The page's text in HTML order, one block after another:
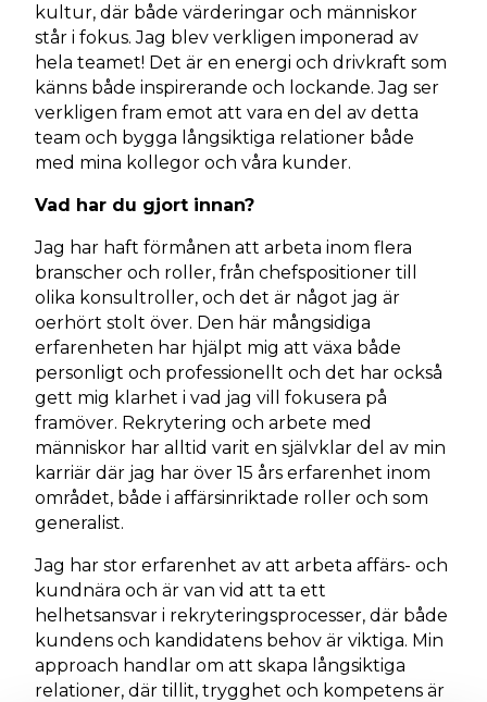
kultur, där både värderingar och människor
står i fokus. Jag blev verkligen imponerad av
hela teamet! Det är en energi och drivkraft som
känns både inspirerande och lockande. Jag ser
verkligen fram emot att vara en del av detta
team och bygga långsiktiga relationer både
med mina kollegor och våra kunder.
Vad har du gjort innan?
Jag har haft förmånen att arbeta inom flera
branscher och roller, från chefspositioner till
olika konsultroller, och det är något jag är
oerhört stolt över. Den här mångsidiga
erfarenheten har hjälpt mig att växa både
personligt och professionellt och det har också
gett mig klarhet i vad jag vill fokusera på
framöver. Rekrytering och arbete med
människor har alltid varit en självklar del av min
karriär där jag har över 15 års erfarenhet inom
området, både i affärsinriktade roller och som
generalist.
Jag har stor erfarenhet av att arbeta affärs- och
kundnära och är van vid att ta ett
helhetsansvar i rekryteringsprocesser, där både
kundens och kandidatens behov är viktiga. Min
approach handlar om att skapa långsiktiga
relationer, där tillit, trygghet och kompetens är